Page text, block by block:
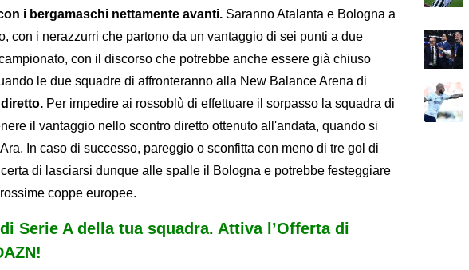
i bergamaschi nettamente avanti. Saranno Atalanta e Bologna a
con i nerazzurri che partono da un vantaggio di sei punti a due
con il discorso che potrebbe anche essere già chiuso
le due squadre di affronteranno alla New Balance Arena di
Per impedire ai rossoblù di effettuare il sorpasso la squadra di
il vantaggio nello scontro diretto ottenuto all'andata, quando si
In caso di successo, pareggio o sconfitta con meno di tre gol di
di lasciarsi dunque alle spalle il Bologna e potrebbe festeggiare
coppe europee.
Serie A della tua squadra. Attiva l’Offerta di